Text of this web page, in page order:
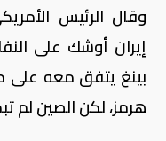
وقال الرئيس
إيران أوشك على
بينغ يتفق معه على
هرمز، لكن الصين لم